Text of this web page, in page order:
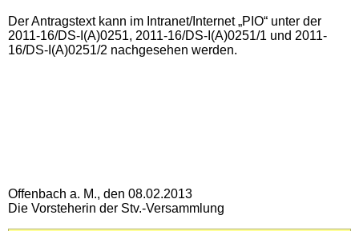
Der Antragstext kann im Intranet/Internet „PIO“ unter der
2011-16/DS-I(A)0251, 2011-16/DS-I(A)0251/1 und 2011-
16/DS-I(A)0251/2 nachgesehen werden.
Offenbach a. M., den 08.02.2013
Die Vorsteherin der Stv.-Versammlung